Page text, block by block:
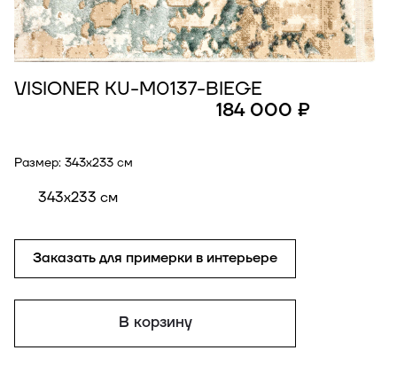
VISIONER KU-M0137-BIEGE
Размер: 343x233 см
343x233 см
Заказать для примерки в интерьере
В корзину
184 000 ₽